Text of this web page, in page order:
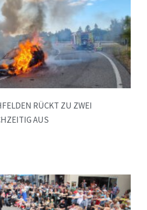
RÜCKT ZU ZWEI
AUS